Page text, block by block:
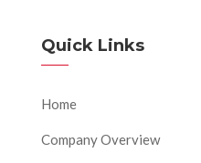
Quick Links
Home
Company Overview